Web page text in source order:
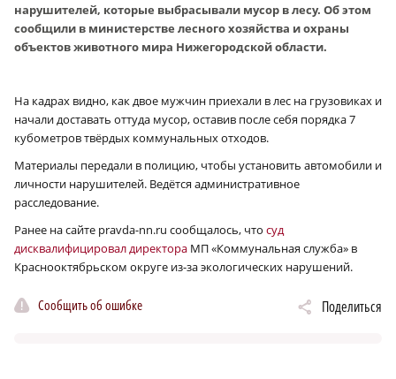
нарушителей, которые выбрасывали мусор в лесу. Об этом
сообщили в министерстве лесного хозяйства и охраны
объектов животного мира Нижегородской области.
На кадрах видно, как двое мужчин приехали в лес на грузовиках и
начали доставать оттуда мусор, оставив после себя порядка 7
кубометров твёрдых коммунальных отходов.
Материалы передали в полицию, чтобы установить автомобили и
личности нарушителей. Ведётся административное
расследование.
Ранее на сайте pravda-nn.ru сообщалось, что суд
дисквалифицировал директора МП «Коммунальная служба» в
Краснооктябрьском округе из-за экологических нарушений.
Сообщить об ошибке Поделиться